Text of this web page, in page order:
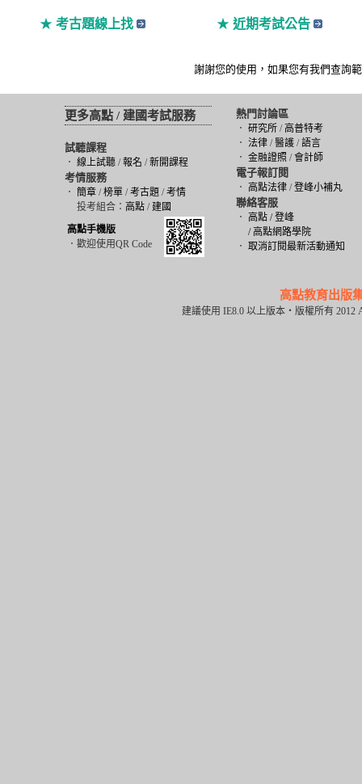
★ 考古題線上找 ★ 近期考試公告
謝謝您的使用，如果您有我們查詢
更多高點 / 建國考試服務
試聽課程
． 線上試聽 /報名 /新開課程
考情服務
． 簡章 /榜單 /考古題 /考情
投考組合： 高點 / 建國
高點手機版
．歡迎使用QR Code
熱門討論區
． 研究所 / 高普特考
． 法律 /醫護 /語言
． 金融證照 /會計師
電子報訂閱
． 高點法律 /登峰小補丸
聯絡客服
． 高點 / 登峰
/ 高點網路學院
． 取消訂閱最新活動通知
高點教育出版
建議使用 IE8.0 以上版本‧版權所有